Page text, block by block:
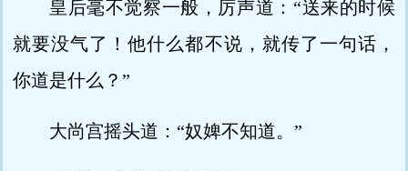
皇后毫不觉察一般，厉声道：“送来的时候
就要没气了！他什么都不说，就传了一句话，
你道是什么？”
大尚宫摇头道：“奴婢不知道。”